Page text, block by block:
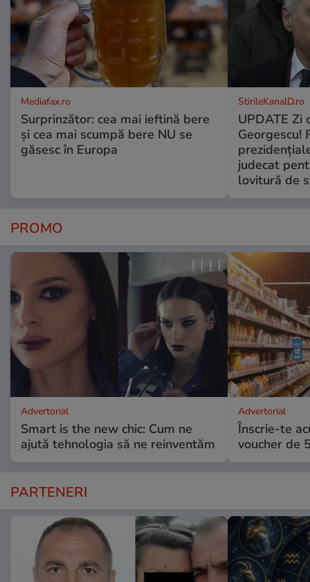
Mediafax.ro
Surprinzător: cea mai ieftină bere
și cea mai scumpă bere NU se
găsesc în Europa
StirileKanalD.ro
UPDATE Zi
Georgescu!
judecat
lovitură de
PROMO
Advertorial
Smart is the new chic: Cum ne
ajută tehnologia să ne reinventăm
Advertorial
Înscrie-te
voucher de
PARTENERI